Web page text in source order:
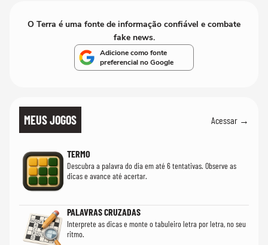
O Terra é uma fonte de informação confiável e combate
fake news.
Adicione como fonte
preferencial no Google
MEUS JOGOS Acessar →
TERMO
Descubra a palavra do dia em até 6 tentativas. Observe as
dicas e avance até acertar.
PALAVRAS CRUZADAS
Interprete as dicas e monte o tabuleiro letra por letra, no seu
ritmo.